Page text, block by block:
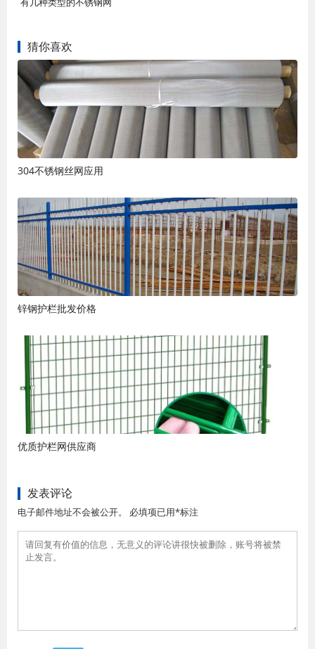
猜你喜欢
304不锈钢丝网应用
锌钢护栏批发价格
优质护栏网供应商
发表评论
电子邮件地址不会被公开。 必填项已用*标注